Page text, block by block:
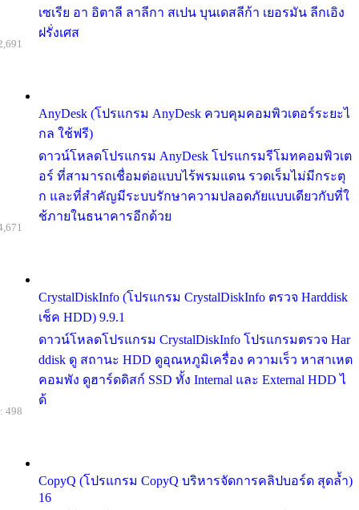
เซเรีย อา อิตาลี ลาลีกา สเปน บุนเดสลีก้า เยอรมัน ลีกเอิง
ฝรั่งเศส
AnyDesk (โปรแกรม AnyDesk ควบคุมคอมพิวเตอร์ระยะไ
กล ใช้ฟรี)
ดาวน์โหลดโปรแกรม AnyDesk โปรแกรมรีโมทคอมพิวเต
อร์ ที่สามารถเชื่อมต่อแบบไร้พรมแดน รวดเร็มไม่มีกระตุ
ก และที่สำคัญมีระบบรักษาความปลอดภัยแบบเดียวกับที่ใ
ช้ภายในธนาคารอีกด้วย
CrystalDiskInfo (โปรแกรม CrystalDiskInfo ตรวจ Harddisk
เช็ค HDD) 9.9.1
ดาวน์โหลดโปรแกรม CrystalDiskInfo โปรแกรมตรวจ Har
ddisk ดู สถานะ HDD ดูอุณหภูมิเครื่อง ความเร็ว หาสาเหต
คอมพัง ดูฮาร์ดดิสก์ SSD ทั้ง Internal และ External HDD ไ
ด้
CopyQ (โปรแกรม CopyQ บริหารจัดการคลิปบอร์ด สุดล้ำ)
16
498